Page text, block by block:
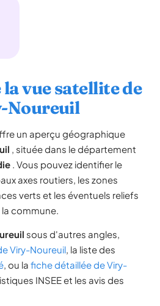
vue satellite de
Noureuil
un aperçu géographique
, située dans le département
. Vous pouvez identifier le
axes routiers, les zones
verts et les éventuels reliefs
commune.
sous d'autres angles,
Viry-Noureuil, la liste des
, ou la fiche détaillée de Viry-
INSEE et les avis des